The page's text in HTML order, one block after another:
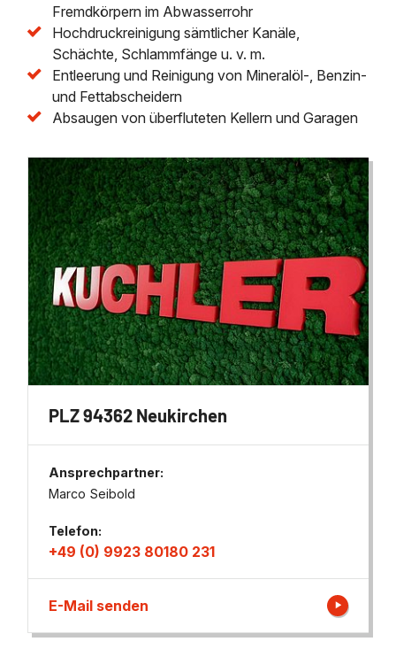
Fremdkörpern im Abwasserrohr
Hochdruckreinigung sämtlicher Kanäle,
Schächte, Schlammfänge u. v. m.
Entleerung und Reinigung von Mineralöl-, Benzin-
und Fettabscheidern
Absaugen von überfluteten Kellern und Garagen
PLZ 94362 Neukirchen
Ansprechpartner:
Marco Seibold
Telefon:
+49 (0) 9923 80180 231
E-Mail senden